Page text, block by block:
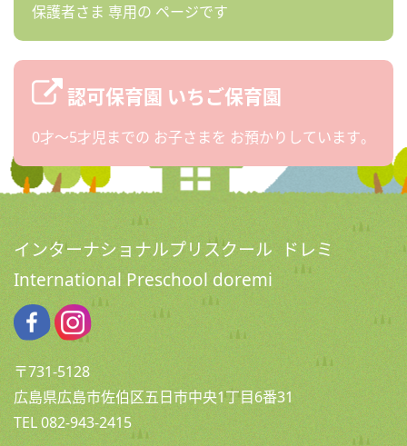
保護者さま 専用の ページです
認可保育園 いちご保育園
0才〜5才児までの お子さまを お預かりしています。
インターナショナルプリスクール ドレミ
International Preschool doremi
〒731-5128
広島県広島市佐伯区五日市中央1丁目6番31
TEL 082-943-2415